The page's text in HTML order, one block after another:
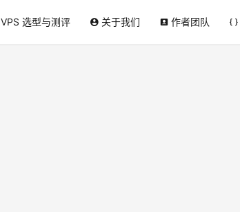
VPS 选型与测评 关于我们 作者团队